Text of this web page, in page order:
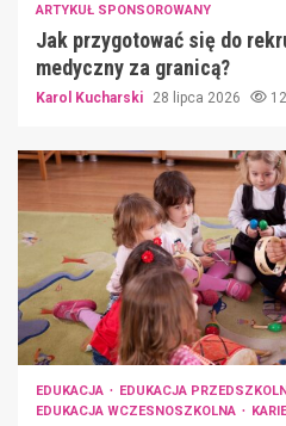
ARTYKUŁ SPONSOROWANY
Jak przygotować się do
medyczny za granicą?
Karol Kucharski 28 lipca 2026
EDUKACJA
EDUKACJA
EDUKACJA WCZESNOSZKOLNA